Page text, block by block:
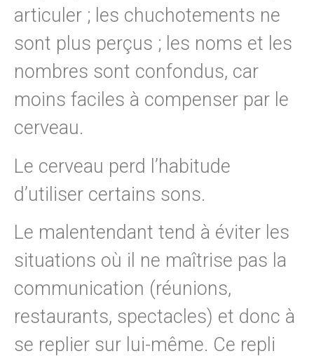
articuler ; les chuchotements ne
sont plus perçus ; les noms et les
nombres sont confondus, car
moins faciles à compenser par le
cerveau.
Le cerveau perd l’habitude
d’utiliser certains sons.
Le malentendant tend à éviter les
situations où il ne maîtrise pas la
communication (réunions,
restaurants, spectacles) et donc à
se replier sur lui-même. Ce repli